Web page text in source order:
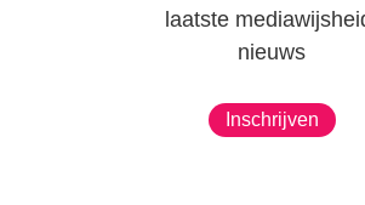
laatste
nieuws
Inschrijven